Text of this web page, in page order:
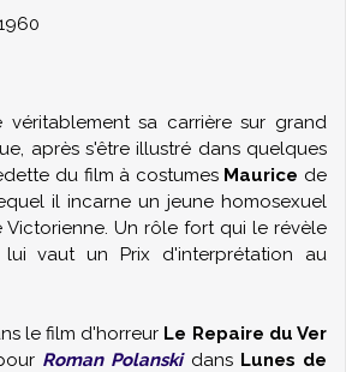
sa carrière sur grand
après s'être illustré dans quelques
du film à costumes Maurice de
il incarne un jeune homosexuel
Victorienne. Un rôle fort qui le révèle
vaut un Prix d'interprétation au
le film d'horreur Le Repaire du Ver
Roman Polanskidans Lunes de